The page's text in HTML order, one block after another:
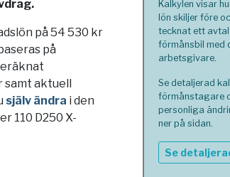
på 54 530 kr
på
samt aktuell
själv ändra i den
110 D250 X-
Kalkylen visar
lön skiljer före
tecknat ett avtal
förmånsbil med
arbetsgivare.
Se detaljerad
förmånstagare
personliga
ner på sidan.
Se